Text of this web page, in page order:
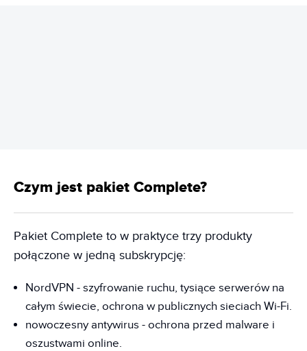
Czym jest pakiet Complete?
Pakiet Complete to w praktyce trzy produkty
połączone w jedną subskrypcję:
NordVPN - szyfrowanie ruchu, tysiące serwerów na
całym świecie, ochrona w publicznych sieciach Wi-Fi.
nowoczesny antywirus - ochrona przed malware i
oszustwami online.